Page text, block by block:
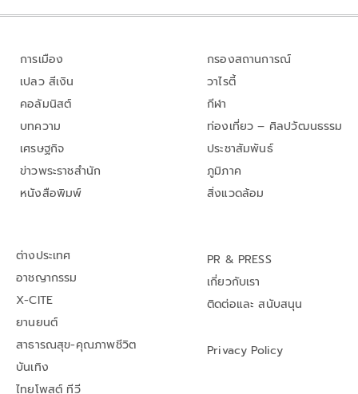
การเมือง
เปลว สีเงิน
คอลัมนิสต์
บทความ
เศรษฐกิจ
ข่าวพระราชสำนัก
หนังสือพิมพ์
กรองสถานการณ์
วาไรตี้
กีฬา
ท่องเที่ยว – ศิลปวัฒนธรรม
ประชาสัมพันธ์
ภูมิภาค
สิ่งแวดล้อม
ต่างประเทศ
อาชญากรรม
X-CITE
ยานยนต์
สาธารณสุข-คุณภาพชีวิต
บันเทิง
ไทยโพสต์ ทีวี
PR & PRESS
เกี่ยวกับเรา
ติดต่อและ สนับสนุน
Privacy Policy